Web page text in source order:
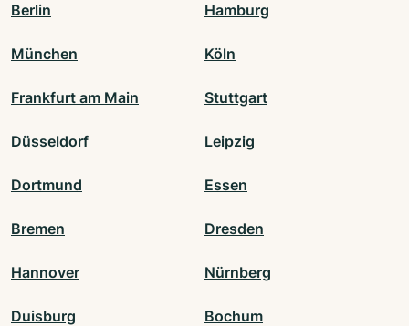
Berlin Hamburg
München Köln
Frankfurt am Main Stuttgart
Düsseldorf Leipzig
Dortmund Essen
Bremen Dresden
Hannover Nürnberg
Duisburg Bochum